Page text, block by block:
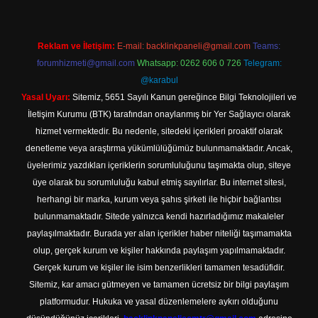
Reklam ve İletişim: E-mail: backlinkpaneli@gmail.com Teams:
forumhizmeti@gmail.com Whatsapp: 0262 606 0 726 Telegram:
@karabul
Yasal Uyarı: Sitemiz, 5651 Sayılı Kanun gereğince Bilgi Teknolojileri ve
İletişim Kurumu (BTK) tarafından onaylanmış bir Yer Sağlayıcı olarak
hizmet vermektedir. Bu nedenle, sitedeki içerikleri proaktif olarak
denetleme veya araştırma yükümlülüğümüz bulunmamaktadır. Ancak,
üyelerimiz yazdıkları içeriklerin sorumluluğunu taşımakta olup, siteye
üye olarak bu sorumluluğu kabul etmiş sayılırlar. Bu internet sitesi,
herhangi bir marka, kurum veya şahıs şirketi ile hiçbir bağlantısı
bulunmamaktadır. Sitede yalnızca kendi hazırladığımız makaleler
paylaşılmaktadır. Burada yer alan içerikler haber niteliği taşımamakta
olup, gerçek kurum ve kişiler hakkında paylaşım yapılmamaktadır.
Gerçek kurum ve kişiler ile isim benzerlikleri tamamen tesadüfidir.
Sitemiz, kar amacı gütmeyen ve tamamen ücretsiz bir bilgi paylaşım
platformudur. Hukuka ve yasal düzenlemelere aykırı olduğunu